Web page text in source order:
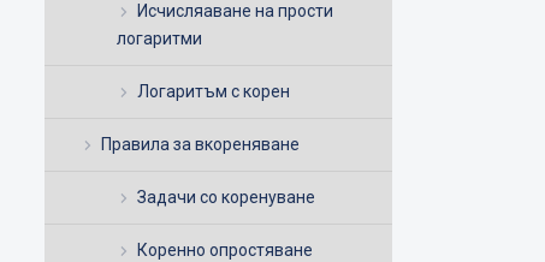
Исчисляаване на прости
логаритми
Логаритъм с корен
Правила за вкореняване
Задачи со коренуване
Коренно опростяване